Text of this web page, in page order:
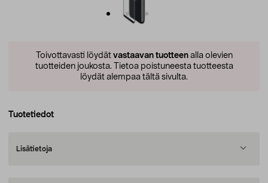
Toivottavasti löydät vastaavan tuotteenalla olevien
tuotteiden joukosta. Tietoa poistuneesta tuotteesta
löydät alempaa tältä sivulta.
Tuotetiedot
Lisätietoja